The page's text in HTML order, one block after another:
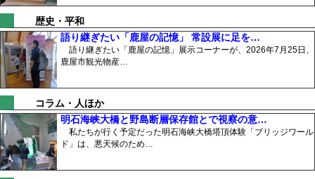
歴史・平和
語り継ぎたい「鹿屋の記憶」 常設展に足を…
語り継ぎたい「鹿屋の記憶」展示コーナーが、2026年7月25日、
鹿屋市観光物産…
コラム・人ほか
明石海峡大橋と野島断層保存館とで視察の意…
私たちが行く予定だった明石海峡大橋塔頂体験「ブリッジワール
ド」は、悪天候のため…